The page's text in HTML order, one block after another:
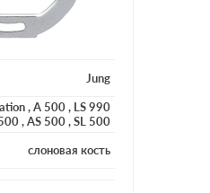
Jung
,A 500, LS 990
,AS 500,SL 500
слоновая кость